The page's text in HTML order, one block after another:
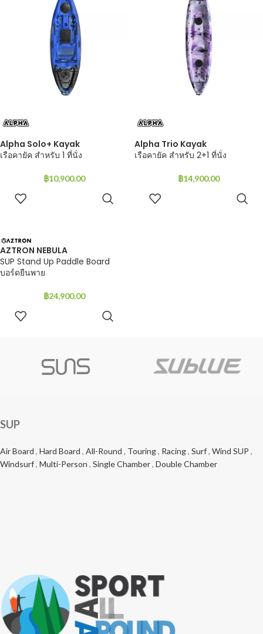
Alpha Solo+ Kayak
เรือคายัค สำหรับ 1 ที่นั่ง
฿10,900.00
Alpha Trio Kayak
เรือคายัค สำหรับ 2+1 ที่นั่ง
฿14,900.00
AZTRON NEBULA
SUP Stand Up Paddle Board
บอร์ดยืนพาย
฿24,900.00
SUP
Air Board , Hard Board , All-Round , Touring, Racing, Surf, Wind SUP ,
Windsurf, Multi-Person , Single Chamber, Double Chamber